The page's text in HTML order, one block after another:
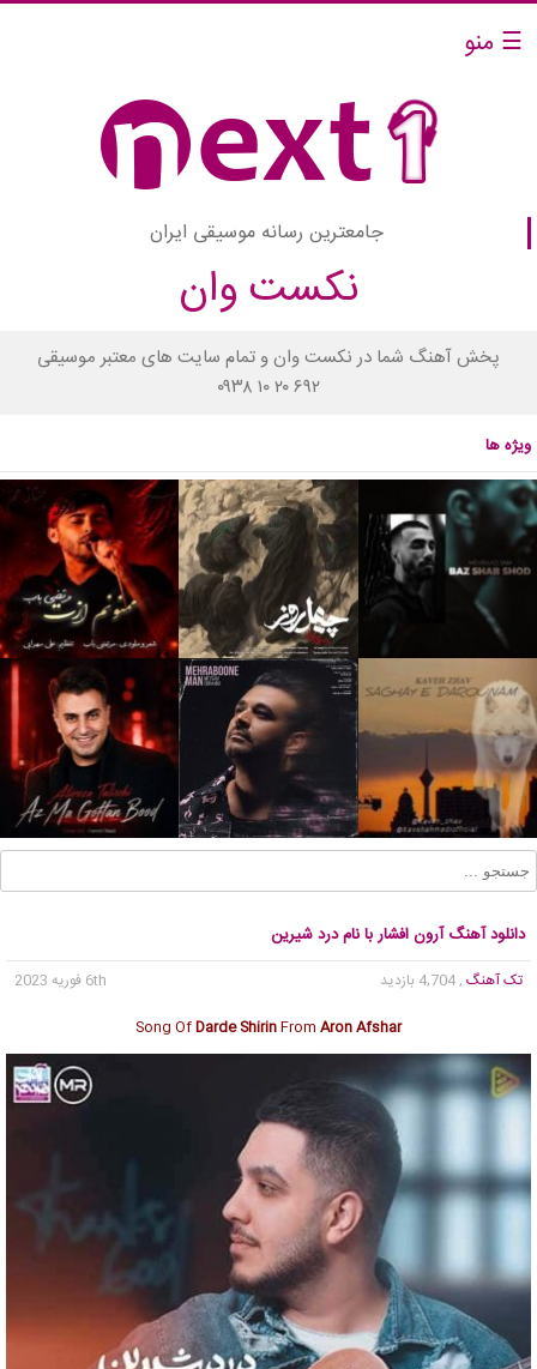
☰ منو
جامعترین رسانه موسیقی ایران
نکست وان
پخش آهنگ شما در نکست وان و تمام سایت های معتبر موسیقی
۰۹۳۸ ۱۰ ۲۰ ۶۹۲
ویژه ها
دانلود آهنگ آرون افشار با نام درد شیرین
تک آهنگ , 4,704 بازدید
6th فوریه 2023
Song OfDarde ShirinFrom Aron Afshar